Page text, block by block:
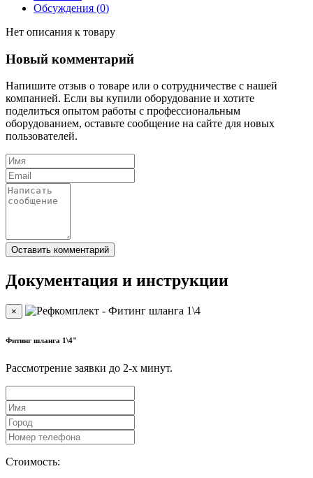
Обсуждения (0)
Нет описания к товару
Новый комментарий
Напишите отзыв о товаре или о сотрудничестве с нашей
компанией. Если вы купили оборудование и хотите
поделиться опытом работы с профессиональным
оборудованием, оставьте сообщение на сайте для новых
пользователей.
Документация и инструкции
×
Фитинг шланга 1\4"
Рассмотрение заявки до 2-x минут.
Стоимость: